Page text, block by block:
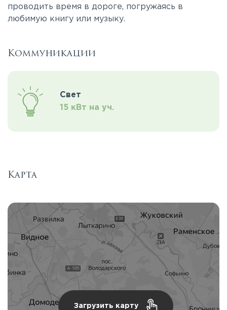
проводить время в дороге, погружаясь в
любимую книгу или музыку.
Коммуникации
Свет
15 кВт на уч.
Карта
Загрузить карту